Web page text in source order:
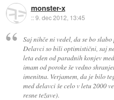
monster-x
::9. dec 2012, 13:45
Saj nihče ni vedel, da se bo
Delavci so bili optimistični, saj
leta eden od paradnih konjev
imam od poroke še vedno
imenitna. Verjamem, da je bilo
med delavci še celo v letu 2000
resne težave).